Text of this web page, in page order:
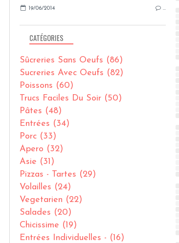
19/06/2014 …
CATÉGORIES
Sûcreries Sans Oeufs (86)
Sucreries Avec Oeufs (82)
Poissons (60)
Trucs Faciles Du Soir (50)
Pâtes (48)
Entrées (34)
Porc (33)
Apero (32)
Asie (31)
Pizzas - Tartes (29)
Volailles (24)
Vegetarien (22)
Salades (20)
Chicissime (19)
Entrées Individuelles - (16)